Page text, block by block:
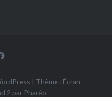
| Thème : Écran
2 par Pharéo